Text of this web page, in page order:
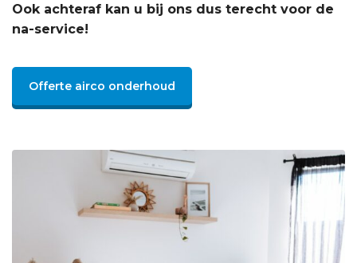
Ook achteraf kan u bij ons dus terecht voor de
na-service!
Offerte airco onderhoud